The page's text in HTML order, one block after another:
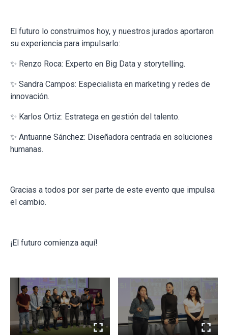
El futuro lo construimos hoy, y nuestros jurados aportaron
su experiencia para impulsarlo:
✨ Renzo Roca: Experto en Big Data y storytelling.
✨ Sandra Campos: Especialista en marketing y redes de
innovación.
✨ Karlos Ortiz: Estratega en gestión del talento.
✨ Antuanne Sánchez: Diseñadora centrada en soluciones
humanas.
Gracias a todos por ser parte de este evento que impulsa
el cambio.
¡El futuro comienza aquí!